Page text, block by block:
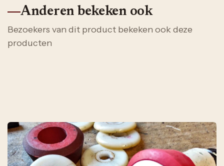
Anderen bekeken ook
Bezoekers van dit product bekeken ook deze
producten